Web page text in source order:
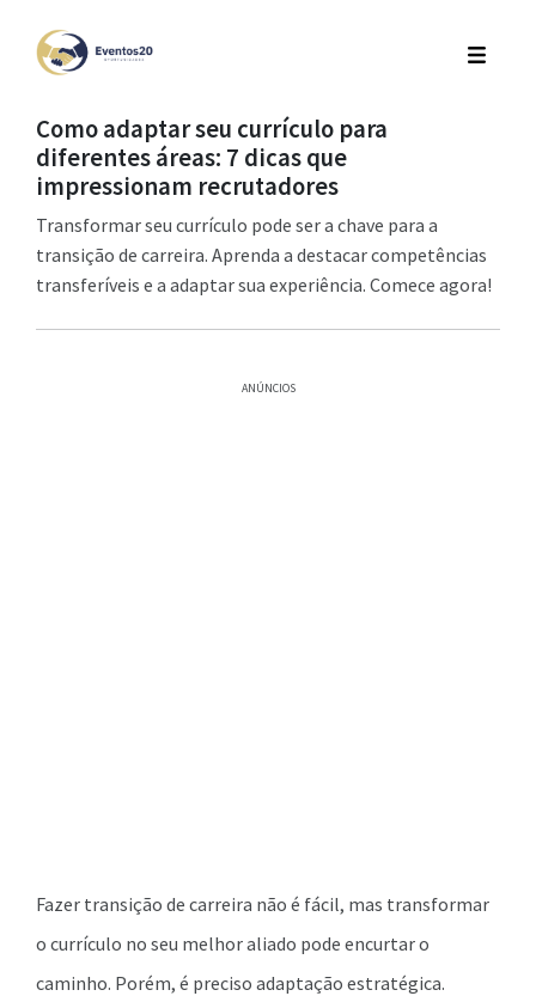
Como adaptar seu currículo para
diferentes áreas: 7 dicas que
impressionam recrutadores
Transformar seu currículo pode ser a chave para a
transição de carreira. Aprenda a destacar competências
transferíveis e a adaptar sua experiência. Comece agora!
ANÚNCIOS
Fazer transição de carreira não é fácil, mas transformar
o currículo no seu melhor aliado pode encurtar o
caminho. Porém, é preciso adaptação estratégica.